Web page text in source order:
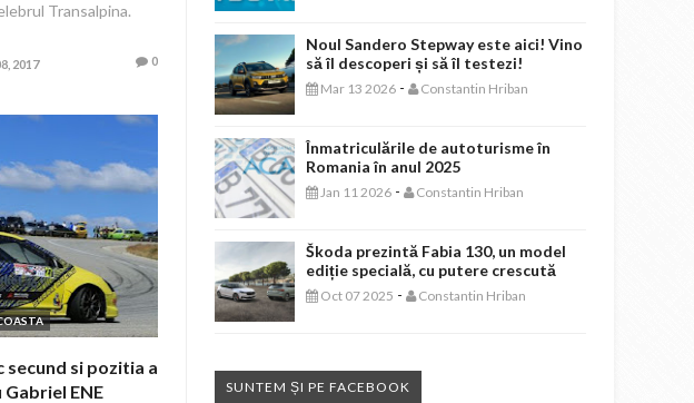
Transalpina.
2017 0
secund si pozitia a
ENE
Noul Sandero Stepway este aici! Vino
să îl descoperi și să îl testezi!
Mar 13 2026 - Constantin Hriban
Înmatriculările de autoturisme în
Romania în anul 2025
Jan 11 2026 - Constantin Hriban
Škoda prezintă Fabia 130, un model
ediție specială, cu putere crescută
Oct 07 2025 - Constantin Hriban
SUNTEM ȘI PE FACEBOOK